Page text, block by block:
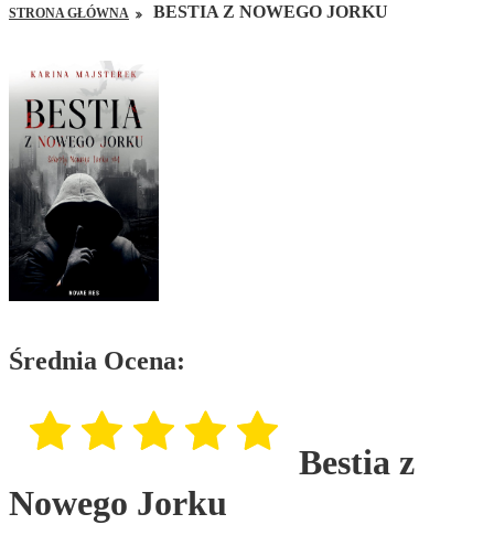
STRONA GŁÓWNA BESTIA Z NOWEGO JORKU
Średnia Ocena:
Bestia z
Nowego Jorku